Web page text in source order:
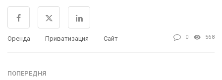
Оренда Приватизация Сайт 0 568
ПОПЕРЕДНЯ